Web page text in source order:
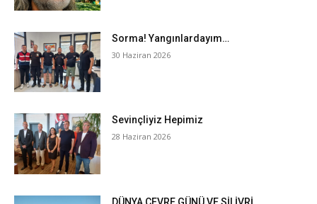
Sorma! Yangınlardayım…
30 Haziran 2026
Sevinçliyiz Hepimiz
28 Haziran 2026